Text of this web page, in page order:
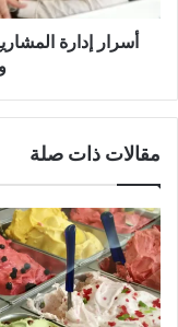
وتضمن
أسرار إدارة
مقالات ذات صلة